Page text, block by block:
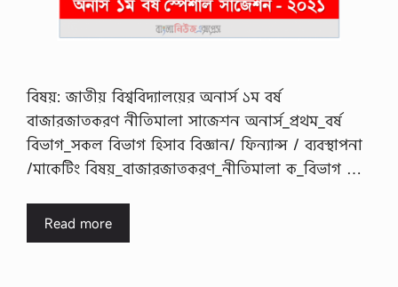
বিষয়: জাতীয় বিশ্ববিদ্যালয়ের অনার্স ১ম বর্ষ
বাজারজাতকরণ নীতিমালা সাজেশন অনার্স_প্রথম_বর্ষ
বিভাগ_সকল বিভাগ হিসাব বিজ্ঞান/ ফিন্যান্স / ব্যবস্থাপনা
/মাকেটিং বিষয়_বাজারজাতকরণ_নীতিমালা ক_বিভাগ …
Read more